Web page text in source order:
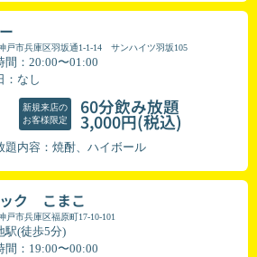
戸市兵庫区羽坂通1-1-14 サンハイツ羽坂105
間：20:00〜01:00
：なし
新規来店の
お客様限定
60分飲み放題
3,000円(税込)
題内容：焼酎、ハイボール
ク こまこ
戸市兵庫区福原町17-10-101
駅(徒歩5分)
間：19:00〜00:00